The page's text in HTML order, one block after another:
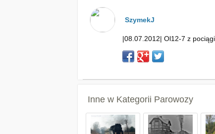
SzymekJ
|08.07.2012| Ol12-7 z
Inne w Kategorii Parowozy